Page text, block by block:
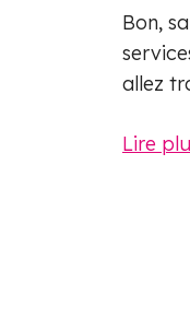
Bon,
allez
Lire